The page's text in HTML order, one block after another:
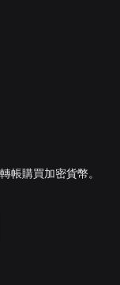
帳購買加密貨幣。